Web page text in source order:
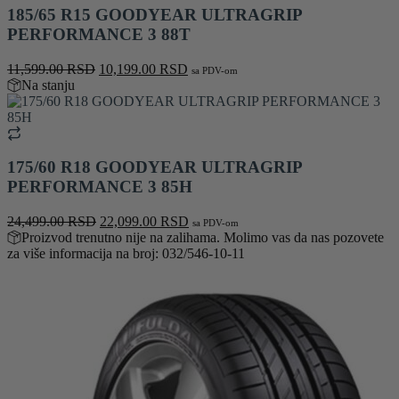
185/65 R15 GOODYEAR ULTRAGRIP
PERFORMANCE 3 88T
11,599.00RSD Originalna
je
10,199.00 RSD Trenutna
je:
sa PDV-om
Na stanju
175/60 R18 GOODYEAR ULTRAGRIP
PERFORMANCE 3 85H
24,499.00RSD Originalna
cena
je
22,099.00 RSD Trenutna
cena
je:
sa PDV-om
Proizvod trenutno nije na zalihama. Molimo vas da nas pozovete
za više informacija na broj: 032/546-10-11